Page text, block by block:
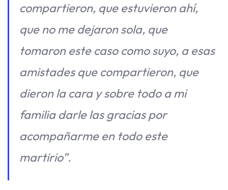
compartieron, que estuvieron ahí,
que no me dejaron sola, que
tomaron este caso como suyo, a esas
amistades que compartieron, que
dieron la cara y sobre todo a mi
familia darle las gracias por
acompañarme en todo este
martirio”.